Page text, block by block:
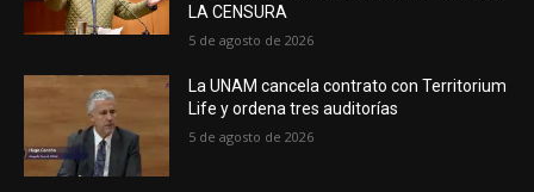
LA CENSURA
5 de agosto de 2026
La UNAM cancela contrato con Territorium
Life y ordena tres auditorías
5 de agosto de 2026